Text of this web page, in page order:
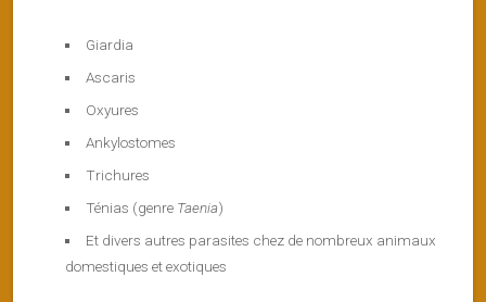
Giardia
Ascaris
Oxyures
Ankylostomes
Trichures
Ténias (genre Taenia)
Et divers autres parasites chez de nombreux animaux
domestiques et exotiques